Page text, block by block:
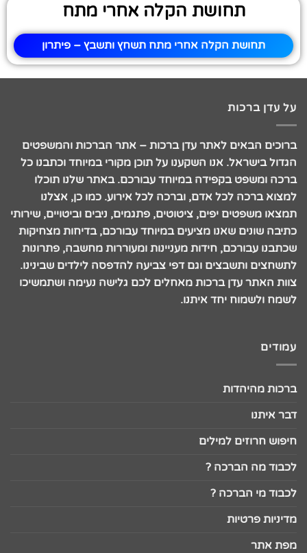
תחושת הקלה אחרי מתח
תחושת הקלה אחרי מתח תשחץ ותשבץ – פיתרון
על עדן ברכות
ברוכים הבאים לאתר עדן ברכות – אתר הברכות והמשפטים
הגדול בישראל. אנו השקענו על תוכן מקורי במיוחד וכתבנו כל
ברכה ומשפט בקפידה במיוחד עבורכם. באתר שלנו תוכלו
למצוא ברכה לכל אדם, וברכה לכל אירוע. כמו כן, אצלנו
תמצאו משפטים יפים, ציטוטים, פתגמים, ניבים וביטויים, שירותי
כתיבה שונים שאנו מציעים במיוחד עבורכם, בדיחות מצחיקות
שכתבנו עבורכם, חידות מעניינות ומעוררות מחשבה, פתרונות
לתשחצים ותשבצים וגם דפי צביעה להדפסה לילדים שבינינו.
צוות האתר עדן ברכות מאחלים לכם גלישה נעימה ושתמשיכו
לשמח ולשמוח יחד איתנו.
עמודים
ברכות מהיהדות
דבר איתנו
חיפוש חרוזים למילים
לכבוד מה הברכה ?
לכבוד מי הברכה ?
מדיניות פרטיות
מפת אתר